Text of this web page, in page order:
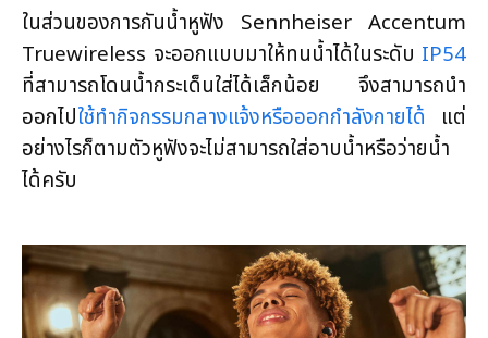
ในส่วนของการกันน้ำหูฟัง Sennheiser Accentum
Truewireless จะออกแบบมาให้ทนน้ำได้ในระดับ IP54
ที่สามารถโดนน้ำกระเด็นใส่ได้เล็กน้อย จึงสามารถนำ
ออกไปใช้ทำกิจกรรมกลางแจ้งหรือออกกำลังกายได้ แต่
อย่างไรก็ตามตัวหูฟังจะไม่สามารถใส่อาบน้ำหรือว่ายน้ำ
ได้ครับ